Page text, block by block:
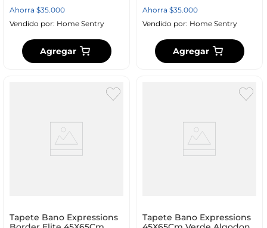
Ahorra $35.000
Vendido por: Home Sentry
Agregar
Ahorra $35.000
Vendido por: Home Sentry
Agregar
Tapete Bano Expressions
Tapete Bano Expressions